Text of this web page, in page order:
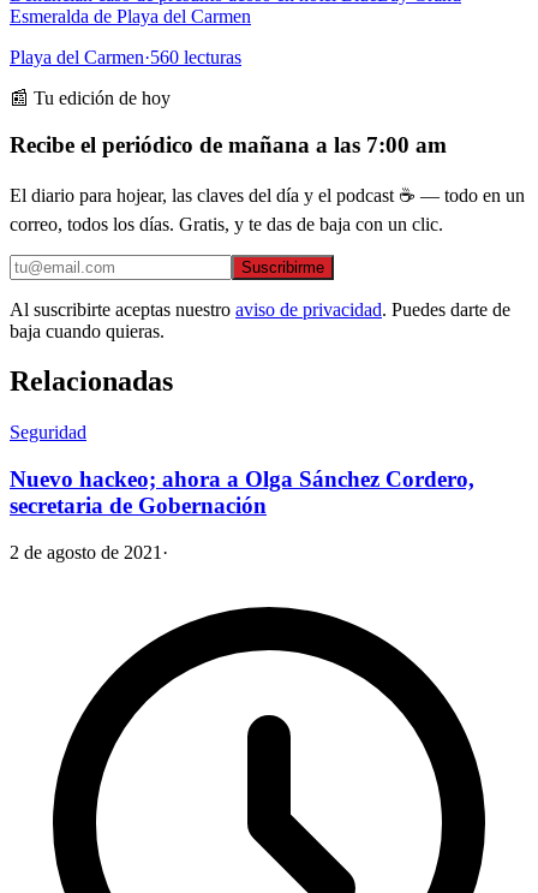
Esmeralda de Playa del Carmen
Playa del Carmen·560 lecturas
📰 Tu edición de hoy
Recibe el periódico de mañana a las 7:00 am
El diario para hojear, las claves del día y el podcast ☕ — todo en un
correo, todos los días. Gratis, y te das de baja con un clic.
Suscribirme
Al suscribirte aceptas nuestro aviso de privacidad. Puedes darte de
baja cuando quieras.
Relacionadas
Seguridad
Nuevo hackeo; ahora a Olga Sánchez Cordero,
secretaria de Gobernación
2 de agosto de 2021 ·